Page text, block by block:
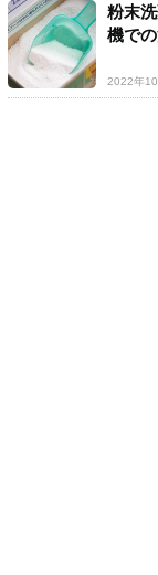
粉末
機で
2022年10